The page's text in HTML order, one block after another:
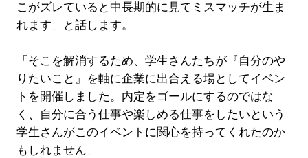
こがズレていると中長期的に見てミスマッチが生ま
れます」と話します。
「そこを解消するため、学生さんたちが『自分のや
りたいこと』を軸に企業に出合える場としてイベン
トを開催しました。内定をゴールにするのではな
く、自分に合う仕事や楽しめる仕事をしたいという
学生さんがこのイベントに関心を持ってくれたのか
もしれません」